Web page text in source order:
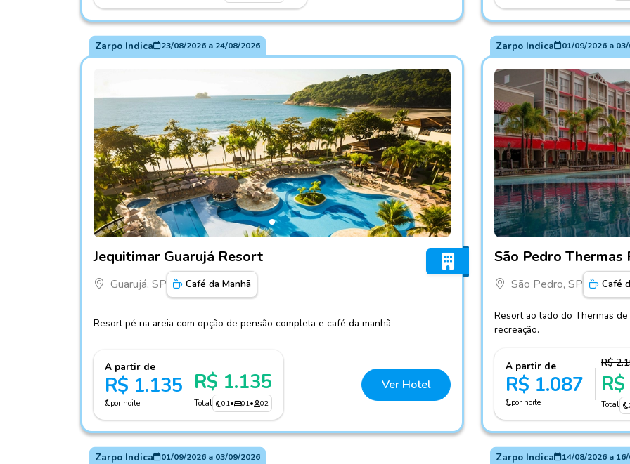
Zarpo Indica 23/08/2026a 24/08/2026
Jequitimar Guarujá Resort
Guarujá, SP Café da Manhã
Resort pé na areia com opção de pensão completa e café da manhã
A partir de
R$ 1.135
por noite
R$ 1.135
Total 01• 01• 02
Ver Hotel
Zarpo Indica 01/09/2026a
São Pedro Thermas
São Pedro, SP Café
Resort ao lado do Thermas
recreação.
A partir de
R$ 1.087
por noite
R$
Total
Zarpo Indica 01/09/2026a 03/09/2026 Zarpo Indica 14/08/2026a